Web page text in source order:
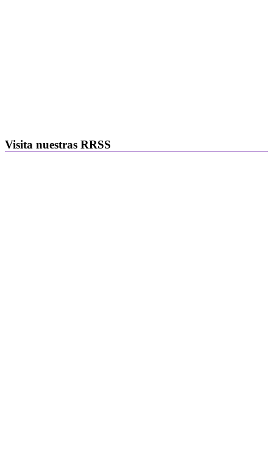
Visita nuestras RRSS